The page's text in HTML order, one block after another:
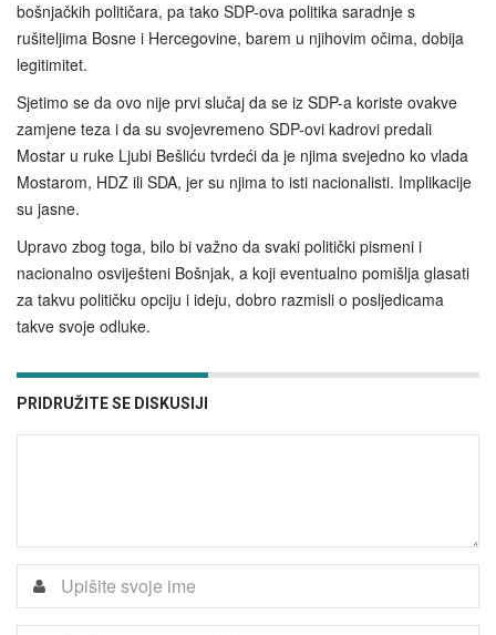
bošnjačkih političara, pa tako SDP-ova politika saradnje s
rušiteljima Bosne i Hercegovine, barem u njihovim očima, dobija
legitimitet.
Sjetimo se da ovo nije prvi slučaj da se iz SDP-a koriste ovakve
zamjene teza i da su svojevremeno SDP-ovi kadrovi predali
Mostar u ruke Ljubi Bešliću tvrdeći da je njima svejedno ko vlada
Mostarom, HDZ ili SDA, jer su njima to isti nacionalisti. Implikacije
su jasne.
Upravo zbog toga, bilo bi važno da svaki politički pismeni i
nacionalno osviješteni Bošnjak, a koji eventualno pomišlja glasati
za takvu političku opciju i ideju, dobro razmisli o posljedicama
takve svoje odluke.
PRIDRUŽITE SE DISKUSIJI